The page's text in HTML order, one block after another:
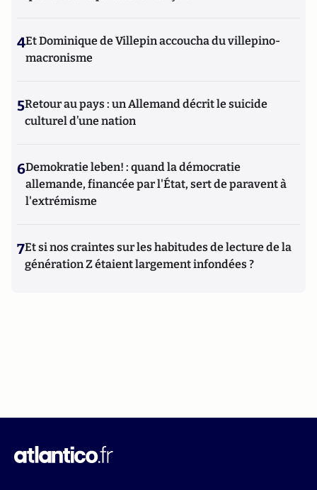
4Et Dominique de Villepin accoucha du villepino-
macronisme
5Retour au pays : un Allemand décrit le suicide
culturel d’une nation
6Demokratie leben! : quand la démocratie
allemande, financée par l'État, sert de paravent à
l'extrémisme
7Et si nos craintes sur les habitudes de lecture de la
génération Z étaient largement infondées ?